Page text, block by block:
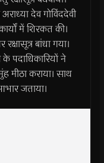
देव गोविंददेवी
में शिरकत की।
बांधा गया।
पदाधिकारियों ने
मीठा कराया। साथ
जताया।